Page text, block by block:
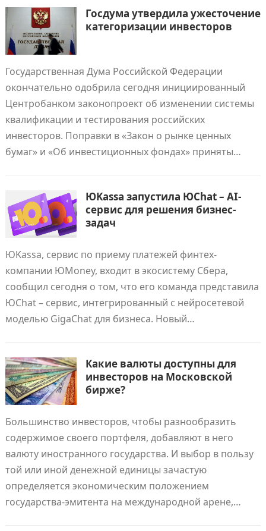
Госдума утвердила ужесточение
категоризации инвесторов
Государственная Дума Российской Федерации
окончательно одобрила сегодня инициированный
Центробанком законопроект об изменении системы
квалификации и тестирования российских
инвесторов. Поправки в «Закон о рынке ценных
бумаг» и «Об инвестиционных фондах» приняты…
ЮKassa запустила ЮChat – AI-
сервис для решения бизнес-
задач
ЮKassa, сервис по приeму платежей финтех-
компании ЮMoney, входит в экосистему Сбера,
сообщил сегодня о том, что его команда представила
ЮChat – сервис, интегрированный с нейросетевой
моделью GigaChat для бизнеса. Новый…
Какие валюты доступны для
инвесторов на Московской
бирже?
Большинство инвесторов, чтобы разнообразить
содержимое своего портфеля, добавляют в него
валюту иностранного государства. И выбор в пользу
той или иной денежной единицы зачастую
определяется экономическим положением
государства-эмитента на международной арене,…